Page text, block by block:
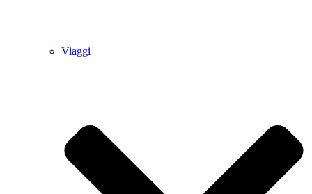
Viaggi